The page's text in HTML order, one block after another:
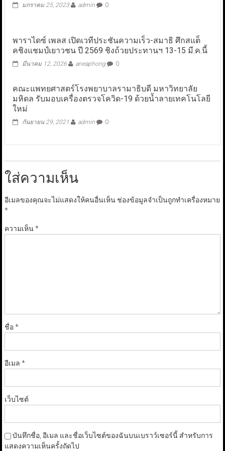
มกราคม 25, 2023 admin 0
พาราไดซ์ เพลส เปิดเวทีประชันความเร็ว-สมาธิ ศึกสแต็
คชิงแชมป์เยาวชน ปี 2569 ชิงถ้วยประทานฯ 13-15 มี.ค.นี้
มีนาคม 12, 2026 aneaphong 0
คณะแพทยศาสตร์โรงพยาบาลรามาธิบดี มหาวิทยาลัย
มหิดล รับมอบเครื่องตรวจโควิด-19 ด้วยน้ำลายเทคโนโลยี
ใหม่
กันยายน 29, 2021 admin 0
ใส่ความเห็น
อีเมลของคุณจะไม่แสดงให้คนอื่นเห็น ช่องข้อมูลจำเป็นถูกทำเครื่องหมาย
*
ความเห็น*
ชื่อ*
อีเมล *
เว็บไซต์
บันทึกชื่อ, อีเมล และชื่อเว็บไซต์ของฉันบนเบราว์เซอร์นี้ สำหรับการ
แสดงความเห็นครั้งถัดไป